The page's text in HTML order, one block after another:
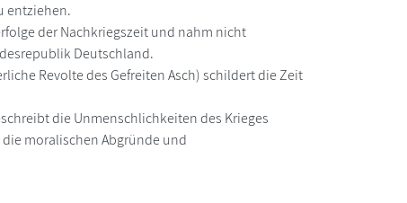
entziehen.
der Nachkriegszeit und nahm nicht
Deutschland.
Revolte des Gefreiten Asch) schildert die Zeit
die Unmenschlichkeiten des Krieges
moralischen Abgründe und